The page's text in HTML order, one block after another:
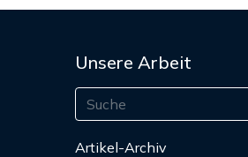
Unsere Arbeit
Artikel-Archiv